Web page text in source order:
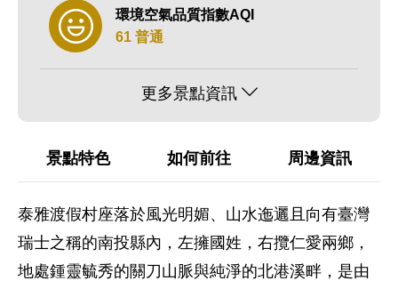
環境空氣品質指數AQI
61 普通
更多景點資訊
景點特色 如何前往 周邊資訊
泰雅渡假村座落於風光明媚、山水迤邐且向有臺灣
瑞士之稱的南投縣內，左擁國姓，右攬仁愛兩鄉，
地處鍾靈毓秀的關刀山脈與純淨的北港溪畔，是由